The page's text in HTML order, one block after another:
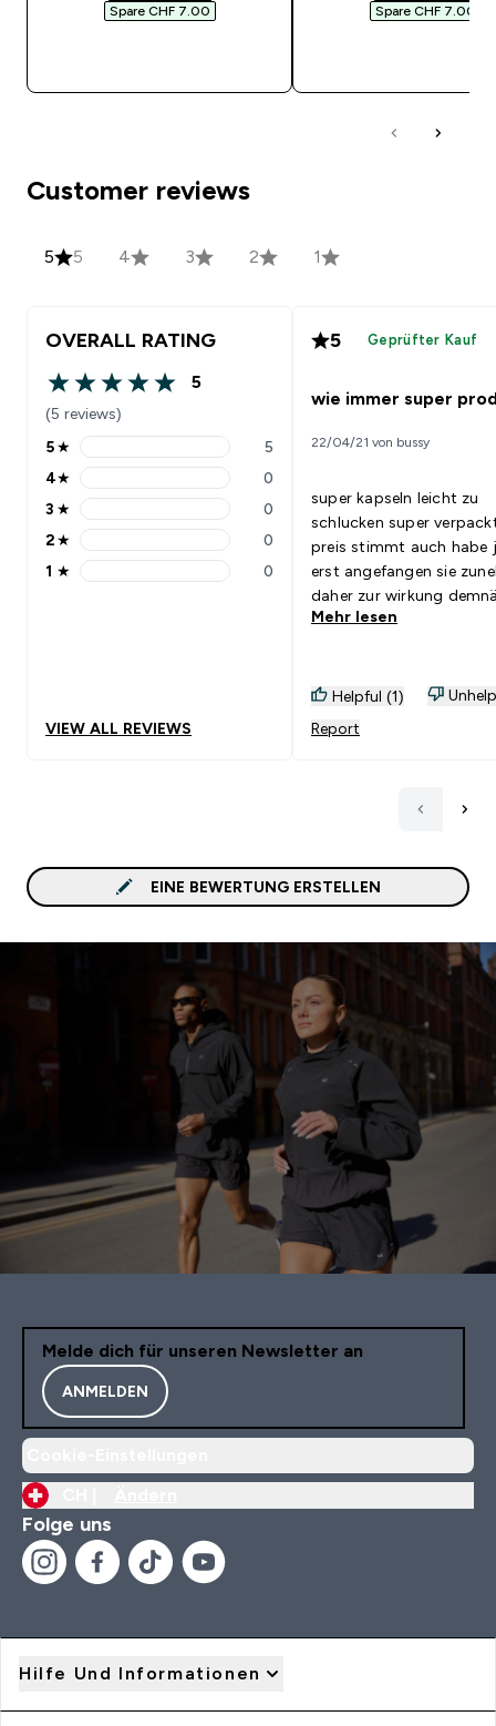
Spare CHF 7.00‎
Spare CHF 7.00‎
Customer reviews
5 5 4 3 2 1
OVERALL RATING
5 out of 5 stars
5
(5 reviews)
5 stars rating 5 reviews
5★ 5
4 stars rating 0 reviews
4★ 0
3 stars rating 0 reviews
3 ★ 0
2 stars rating 0 reviews
2★ 0
1 stars rating 0 reviews
1 ★ 0
VIEW ALL REVIEWS
5 Geprüfter Kauf
wie immer super
22/04/21 von bussy
super kapseln leicht zu
schlucken super
preis stimmt auch habe
erst angefangen sie
daher zur wirkung
mehr
Mehr lesen
Helpful (1)
Report
EINE BEWERTUNG ERSTELLEN
Melde dich für unseren Newsletter an
ANMELDEN
Folge uns
Hilfe Und Informationen